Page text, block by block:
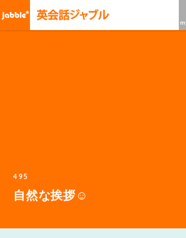
495
自然な挨拶☺